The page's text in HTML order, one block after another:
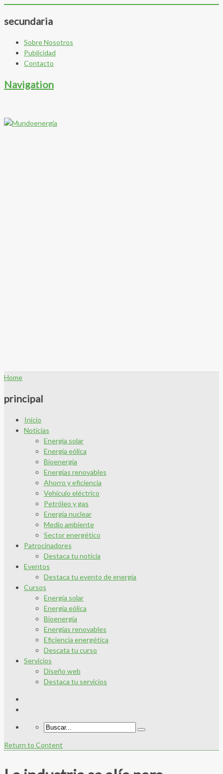
secundaria
Sobre Nosotros
Publicidad
Contacto
Navigation
Home
principal
Inicio
Noticias
Energía solar
Energía eólica
Bioenergía
Energías renovables
Ahorro y eficiencia
Vehículo eléctrico
Petróleo y gas
Energía nuclear
Medio ambiente
Sector energético
Patrocinadores
Destaca tu noticia
Eventos
Destaca tu evento de energía
Cursos
Energía solar
Energía eólica
Bioenergía
Energías renovables
Eficiencia energética
Descata tu curso
Servicios
Diseño web
Destaca tu servicios
Return to Content